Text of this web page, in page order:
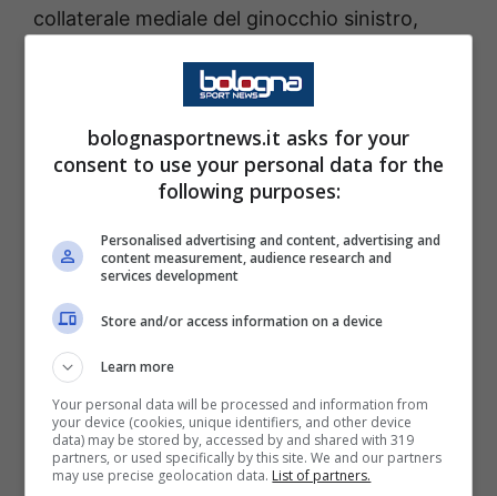
collaterale mediale del ginocchio sinistro,
Casteldebole e sarà rivalutato lunedì). Di
seguito i convocati di
Italiano.
Bagnolini, Ravaglia, Skorupski.
Difensori:Beukema, Casale, Corazza, De
Silvestri, Holm, Lucumi, Lykogiannis, Miranda,
Posch.
Pobega, Urbanski.
bolognasportnews.it asks for your
consent to use your personal data for the
following purposes:
Personalised advertising and content, advertising and
content measurement, audience research and
services development
Store and/or access information on a device
Learn more
Your personal data will be processed and information from
your device (cookies, unique identifiers, and other device
data) may be stored by, accessed by and shared with 319
partners, or used specifically by this site. We and our partners
may use precise geolocation data. List of partners.